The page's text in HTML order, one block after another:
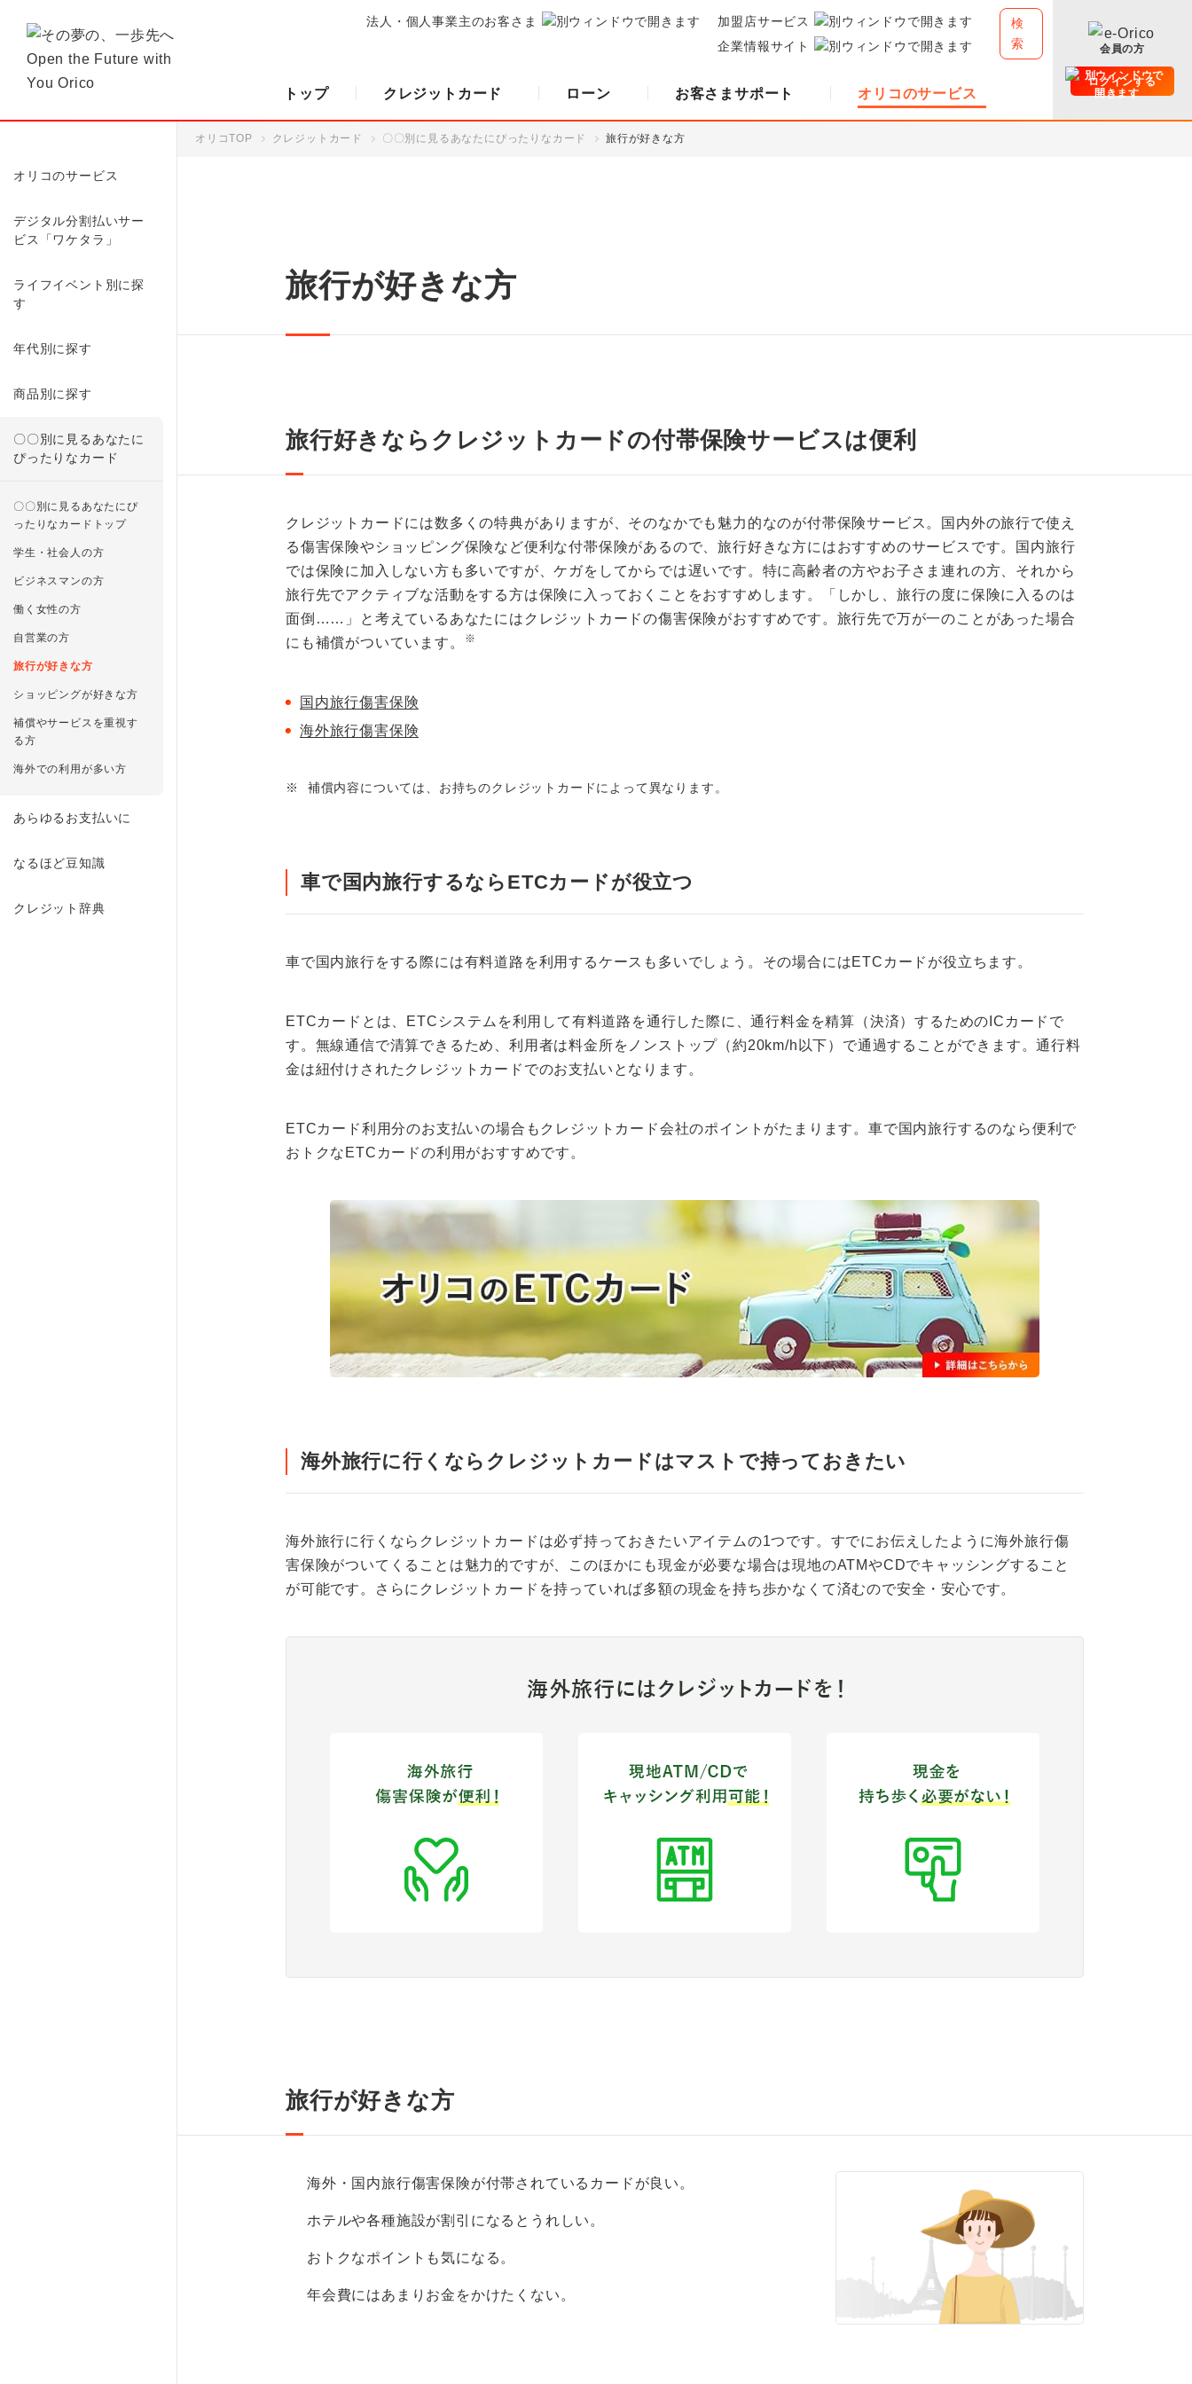
法人・個人事業主のお客さま
加盟店サービス
企業情報サイト
検
索
トップ クレジットカード ローン お客さまサポート オリコのサービス
会員の方
ログインする
オリコのサービス
デジタル分割払いサー
ビス「ワケタラ」
ライフイベント別に探
す
年代別に探す
商品別に探す
〇〇別に見るあなたに
ぴったりなカード
〇〇別に見るあなたにぴ
ったりなカードトップ
学生・社会人の方
ビジネスマンの方
働く女性の方
自営業の方
旅行が好きな方
ショッピングが好きな方
補償やサービスを重視す
る方
海外での利用が多い方
あらゆるお支払いに
なるほど豆知識
クレジット辞典
オリコTOP クレジットカード 〇〇別に見るあなたにぴったりなカード 旅行が好きな方
旅行が好きな方
旅行好きならクレジットカードの付帯保険サービスは便利
クレジットカードには数多くの特典がありますが、そのなかでも魅力的なのが付帯保険サービス。国内外の旅行で使え
る傷害保険やショッピング保険など便利な付帯保険があるので、旅行好きな方にはおすすめのサービスです。国内旅行
では保険に加入しない方も多いですが、ケガをしてからでは遅いです。特に高齢者の方やお子さま連れの方、それから
旅行先でアクティブな活動をする方は保険に入っておくことをおすすめします。「しかし、旅行の度に保険に入るのは
面倒……」と考えているあなたにはクレジットカードの傷害保険がおすすめです。旅行先で万が一のことがあった場合
にも補償がついています。
※
国内旅行傷害保険
海外旅行傷害保険
※ 補償内容については、お持ちのクレジットカードによって異なります。
車で国内旅行するならETCカードが役立つ
車で国内旅行をする際には有料道路を利用するケースも多いでしょう。その場合にはETCカードが役立ちます。
ETCカードとは、ETCシステムを利用して有料道路を通行した際に、通行料金を精算（決済）するためのICカードで
す。無線通信で清算できるため、利用者は料金所をノンストップ（約20km/h以下）で通過することができます。通行料
金は紐付けされたクレジットカードでのお支払いとなります。
ETCカード利用分のお支払いの場合もクレジットカード会社のポイントがたまります。車で国内旅行するのなら便利で
おトクなETCカードの利用がおすすめです。
海外旅行に行くならクレジットカードはマストで持っておきたい
海外旅行に行くならクレジットカードは必ず持っておきたいアイテムの1つです。すでにお伝えしたように海外旅行傷
害保険がついてくることは魅力的ですが、このほかにも現金が必要な場合は現地のATMやCDでキャッシングすること
が可能です。さらにクレジットカードを持っていれば多額の現金を持ち歩かなくて済むので安全・安心です。
旅行が好きな方
海外・国内旅行傷害保険が付帯されているカードが良い。
ホテルや各種施設が割引になるとうれしい。
おトクなポイントも気になる。
年会費にはあまりお金をかけたくない。